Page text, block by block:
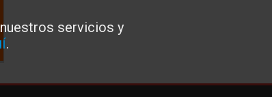
servicios y
.